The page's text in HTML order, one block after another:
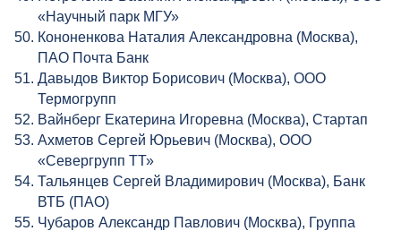
«Научный парк МГУ»
Кононенкова Наталия Александровна (Москва),
ПАО Почта Банк
Давыдов Виктор Борисович (Москва), ООО
Термогрупп
Вайнберг Екатерина Игоревна (Москва), Стартап
Ахметов Сергей Юрьевич (Москва), ООО
«Севергрупп ТТ»
Тальянцев Сергей Владимирович (Москва), Банк
ВТБ (ПАО)
Чубаров Александр Павлович (Москва), Группа